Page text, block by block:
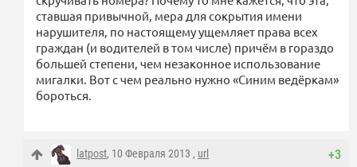
ставшая привычной, мера для сокрытия имени
нарушителя, по настоящему ущемляет права всех
граждан (и водителей в том числе) причём в гораздо
большей степени, чем незаконное использование
мигалки. Вот с чем реально нужно «Синим ведёркам»
бороться.
+3
latpost, 10 Февраля 2013 , url